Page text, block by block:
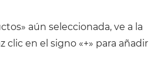
aún seleccionada, ve a la
clic en el signo «+» para añadir